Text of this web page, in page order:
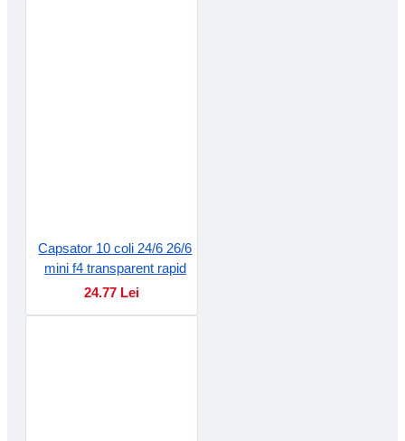
Capsator 10 coli 24/6 26/6
mini f4 transparent rapid
24.77 Lei